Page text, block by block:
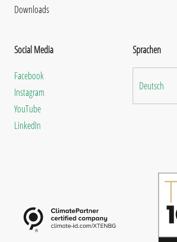
Downloads
Social Media
Facebook
Instagram
YouTube
LinkedIn
Sprachen
Deutsch